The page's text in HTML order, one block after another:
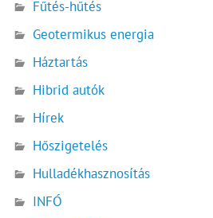
Fűtés-hűtés
Geotermikus energia
Háztartás
Hibrid autók
Hírek
Hőszigetelés
Hulladékhasznosítás
INFÓ